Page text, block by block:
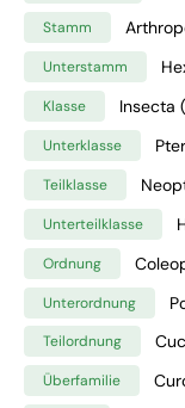
Stamm
Unterstamm
Klasse Insecta
Unterklasse
Teilklasse
Unterteilklasse
Ordnung
Unterordnung
Teilordnung
Überfamilie